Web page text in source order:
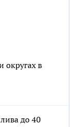
округах в
до 40